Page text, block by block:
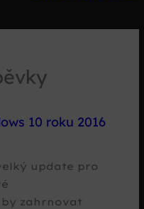
10 roku 2016
update pro
by zahrnovat